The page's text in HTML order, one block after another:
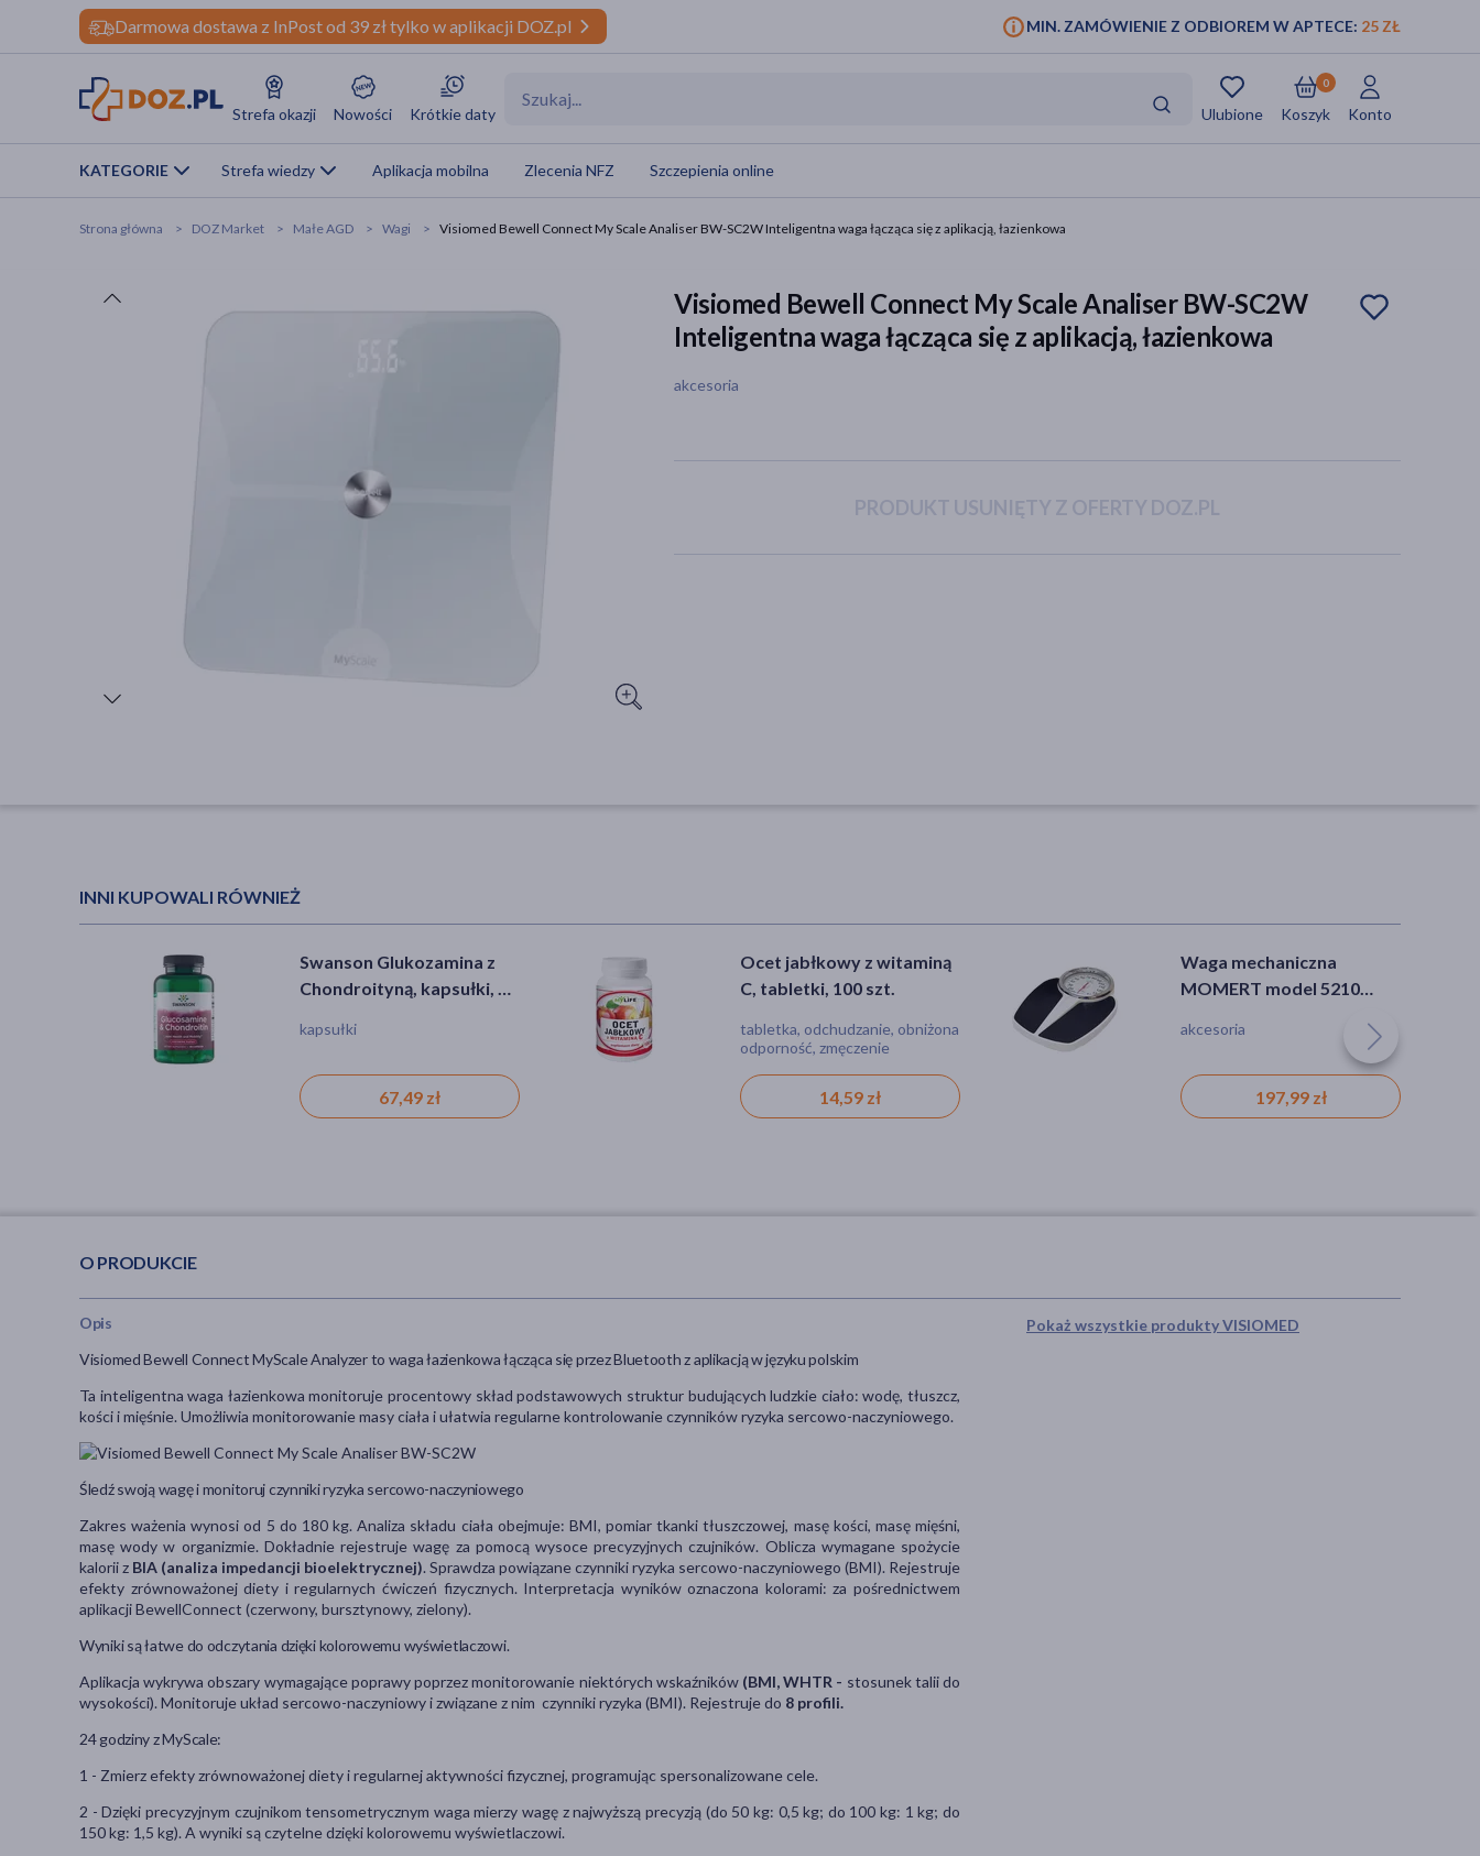
Darmowa dostawa z InPost od 39 zł tylko w aplikacji DOZ.pl MIN. ZAMÓWIENIE Z ODBIOREM W APTECE: 25 ZŁ
Strefa okazji Nowości Krótkie daty Ulubione Koszyk
0
Konto
KATEGORIE Strefa wiedzy Aplikacja mobilna Zlecenia NFZ Szczepienia online
Strona główna DOZ Market Małe AGD Wagi Visiomed Bewell Connect My Scale Analiser BW-SC2W Inteligentna waga łącząca się z aplikacją, łazienkowa
Visiomed Bewell Connect My Scale Analiser BW-SC2W
Inteligentna waga łącząca się z aplikacją, łazienkowa
akcesoria
PRODUKT USUNIĘTY Z OFERTY DOZ.PL
INNI KUPOWALI RÓWNIEŻ
Swanson Glukozamina z
Chondroityną, kapsułki, 90
kapsułki
67,49 zł
Ocet jabłkowy z witaminą
C, tabletki, 100 szt.
tabletka, odchudzanie, obniżona
odporność, zmęczenie
14,59 zł
Waga mechaniczna
MOMERT model 5210
akcesoria
197,99 zł
O PRODUKCIE
Pokaż wszystkie produkty VISIOMED
Opis
Visiomed Bewell Connect MyScale Analyzer to waga łazienkowa łącząca się przez Bluetooth z aplikacją w języku polskim
Ta inteligentna waga łazienkowa monitoruje procentowy skład podstawowych struktur budujących ludzkie ciało: wodę, tłuszcz,
kości i mięśnie. Umożliwia monitorowanie masy ciała i ułatwia regularne kontrolowanie czynników ryzyka sercowo-naczyniowego.
Śledź swoją wagę i monitoruj czynniki ryzyka sercowo-naczyniowego
Zakres ważenia wynosi od 5 do 180 kg. Analiza składu ciała obejmuje: BMI, pomiar tkanki tłuszczowej, masę kości, masę mięśni,
masę wody w organizmie. Dokładnie rejestruje wagę za pomocą wysoce precyzyjnych czujników. Oblicza wymagane spożycie
kalorii z BIA (analiza impedancji bioelektrycznej). Sprawdza powiązane czynniki ryzyka sercowo-naczyniowego (BMI). Rejestruje
efekty zrównoważonej diety i regularnych ćwiczeń fizycznych. Interpretacja wyników oznaczona kolorami: za pośrednictwem
aplikacji BewellConnect (czerwony, bursztynowy, zielony).
Wyniki są łatwe do odczytania dzięki kolorowemu wyświetlaczowi.
Aplikacja wykrywa obszary wymagające poprawy poprzez monitorowanie niektórych wskaźników(BMI, WHTR - stosunek talii do
wysokości). Monitoruje układ sercowo-naczyniowy i związane z nim czynniki ryzyka (BMI). Rejestruje do 8 profili.
24 godziny z MyScale:
1 - Zmierz efekty zrównoważonej diety i regularnej aktywności fizycznej, programując spersonalizowane cele.
2 - Dzięki precyzyjnym czujnikom tensometrycznym waga mierzy wagę z najwyższą precyzją (do 50 kg: 0,5 kg; do 100 kg: 1 kg; do
150 kg: 1,5 kg). A wyniki są czytelne dzięki kolorowemu wyświetlaczowi.